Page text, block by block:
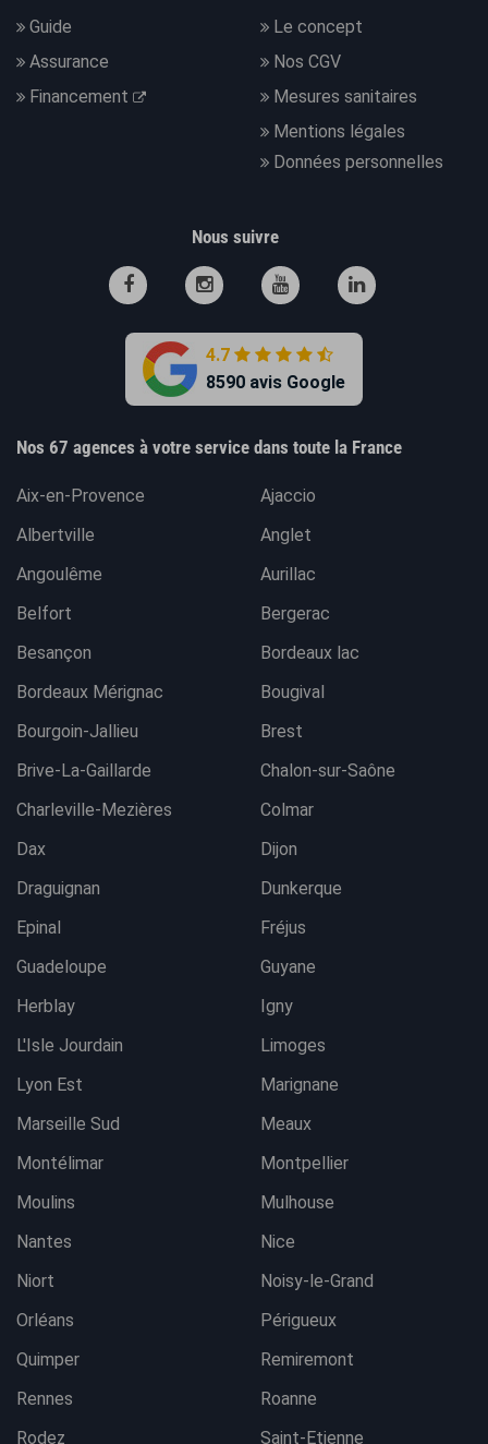
Guide
Assurance
Financement
Le concept
Nos CGV
Mesures sanitaires
Mentions légales
Données personnelles
Nous suivre
4.7
8590 avis Google
Nos 67 agences à votre service dans toute la France
Aix-en-Provence
Ajaccio
Albertville
Anglet
Angoulême
Aurillac
Belfort
Bergerac
Besançon
Bordeaux lac
Bordeaux Mérignac
Bougival
Bourgoin-Jallieu
Brest
Brive-La-Gaillarde
Chalon-sur-Saône
Charleville-Mezières
Colmar
Dax
Dijon
Draguignan
Dunkerque
Epinal
Fréjus
Guadeloupe
Guyane
Herblay
Igny
L'Isle Jourdain
Limoges
Lyon Est
Marignane
Marseille Sud
Meaux
Montélimar
Montpellier
Moulins
Mulhouse
Nantes
Nice
Niort
Noisy-le-Grand
Orléans
Périgueux
Quimper
Remiremont
Rennes
Roanne
Rodez
Saint-Etienne